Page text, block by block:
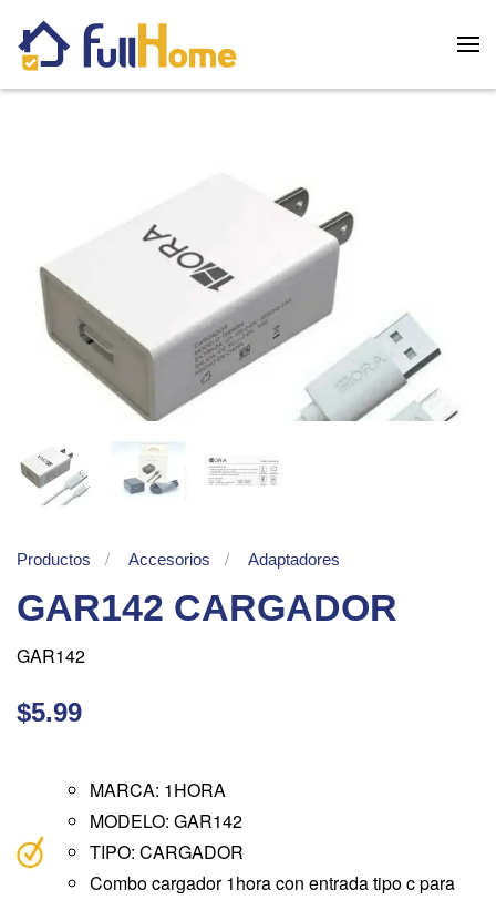
Skip to main content
Productos Accesorios Adaptadores
GAR142 CARGADOR
GAR142
$5.99
MARCA: 1HORA
MODELO: GAR142
TIPO: CARGADOR
Combo cargador 1hora con entrada tipo c para